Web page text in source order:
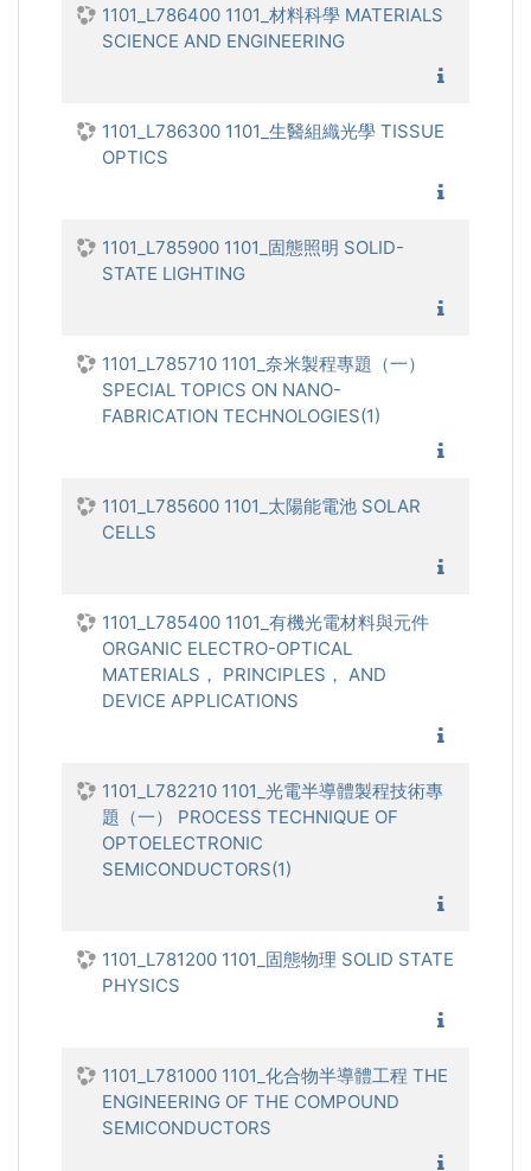
1101_L786400 1101_材料科學 MATERIALS
SCIENCE AND ENGINEERING
1101_L786300 1101_生醫組織光學 TISSUE
OPTICS
1101_L785900 1101_固態照明 SOLID-
STATE LIGHTING
1101_L785710 1101_奈米製程專題（一）
SPECIAL TOPICS ON NANO-
FABRICATION TECHNOLOGIES(1)
1101_L785600 1101_太陽能電池 SOLAR
CELLS
1101_L785400 1101_有機光電材料與元件
ORGANIC ELECTRO-OPTICAL
MATERIALS， PRINCIPLES， AND
DEVICE APPLICATIONS
1101_L782210 1101_光電半導體製程技術專
題（一） PROCESS TECHNIQUE OF
OPTOELECTRONIC
SEMICONDUCTORS(1)
1101_L781200 1101_固態物理 SOLID STATE
PHYSICS
1101_L781000 1101_化合物半導體工程 THE
ENGINEERING OF THE COMPOUND
SEMICONDUCTORS